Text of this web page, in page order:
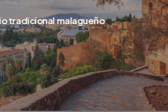
tradicional malagueño